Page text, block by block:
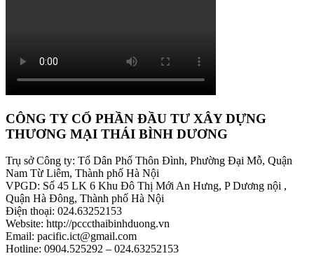
CÔNG TY CỔ PHẦN ĐẦU TƯ XÂY DỰNG
THƯƠNG MẠI THÁI BÌNH DƯƠNG
Trụ sở Công ty: Tổ Dân Phố Thôn Đình, Phường Đại Mỗ, Quận
Nam Từ Liêm, Thành phố Hà Nội
VPGD: Số 45 LK 6 Khu Đô Thị Mới An Hưng, P Dương nội ,
Quận Hà Đông, Thành phố Hà Nội
Điện thoại: 024.63252153
Website: http://pcccthaibinhduong.vn
Email: pacific.ict@gmail.com
Hotline: 0904.525292 – 024.63252153